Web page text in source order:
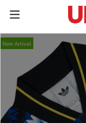
New Arrival